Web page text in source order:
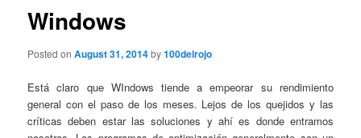
Windows
Posted onAugust 31, 2014by100delrojo
Está claro que WIndows tiende a empeorar su rendimiento
general con el paso de los meses. Lejos de los quejidos y las
críticas deben estar las soluciones y ahí es donde entramos